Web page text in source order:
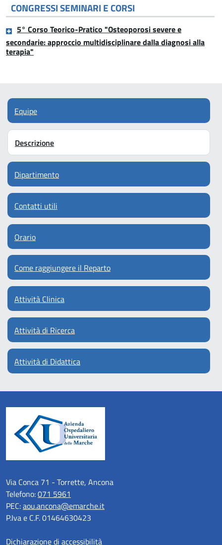
CONGRESSI SEMINARI E CORSI
5° Corso Teorico-Pratico "Osteoporosi severe e
secondarie: approccio multidisciplinare dalla diagnosi alla
terapia"
Equipe
Descrizione
Dipartimento
Contatti utili
Orario
Come raggiungere il Reparto
Attività Clinica
Attività di Ricerca
Attività di Didattica
Via Conca 71 - Torrette, Ancona
Telefono:071 5961
PEC:aou.ancona@emarche.it
P.Iva e C.F. 01464630423
Dichiarazione di accessibilità